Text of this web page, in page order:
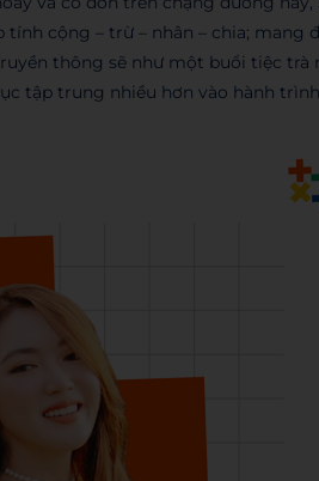
cộng – trừ – nhân – chia; mang
thông sẽ như một buổi tiệc trà
tập trung nhiều hơn vào hành